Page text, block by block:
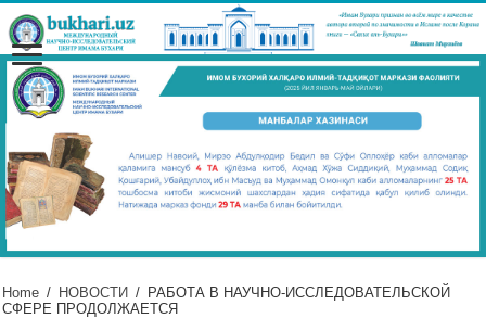
Home / НОВОСТИ / РАБОТА В НАУЧНО-ИССЛЕДОВАТЕЛЬСКОЙ
СФЕРЕ ПРОДОЛЖАЕТСЯ